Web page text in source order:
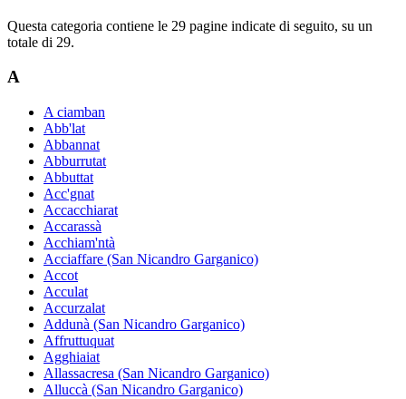
Questa categoria contiene le 29 pagine indicate di seguito, su un
totale di 29.
A
A ciamban
Abb'lat
Abbannat
Abburrutat
Abbuttat
Acc'gnat
Accacchiarat
Accarassà
Acchiam'ntà
Acciaffare (San Nicandro Garganico)
Accot
Acculat
Accurzalat
Addunà (San Nicandro Garganico)
Affruttuquat
Agghiaiat
Allassacresa (San Nicandro Garganico)
Alluccà (San Nicandro Garganico)